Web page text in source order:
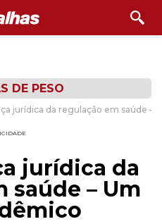
DE PESO
jurídica da regulação em saúde –
jurídica da
saúde – Um